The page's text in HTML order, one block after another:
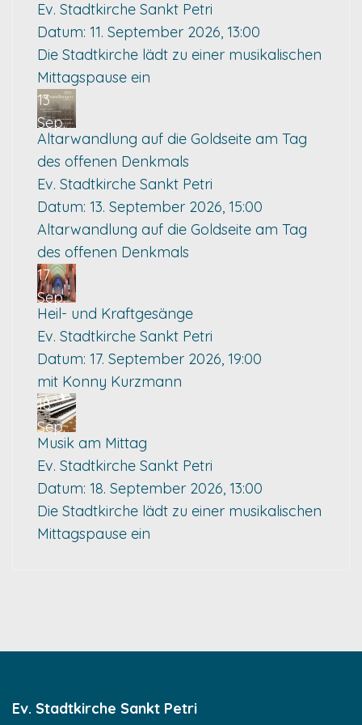
Ev. Stadtkirche Sankt Petri
Datum: 11. September 2026, 13:00
Die Stadtkirche lädt zu einer musikalischen
Mittagspause ein
13
Sep.
Altarwandlung auf die Goldseite am Tag
des offenen Denkmals
Ev. Stadtkirche Sankt Petri
Datum: 13. September 2026, 15:00
Altarwandlung auf die Goldseite am Tag
des offenen Denkmals
17
Sep.
Heil- und Kraftgesänge
Ev. Stadtkirche Sankt Petri
Datum: 17. September 2026, 19:00
mit Konny Kurzmann
18
Sep.
Musik am Mittag
Ev. Stadtkirche Sankt Petri
Datum: 18. September 2026, 13:00
Die Stadtkirche lädt zu einer musikalischen
Mittagspause ein
Ev. Stadtkirche Sankt Petri